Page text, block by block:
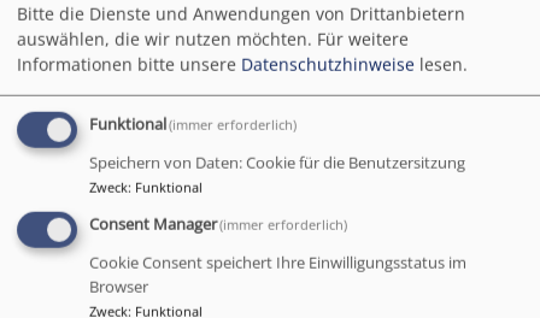
KONFIRMATION
Bitte die Dienste und Anwendungen von Drittanbietern
auswählen, die wir nutzen möchten. Für weitere
Informationen bitte unsere Datenschutzhinweise lesen.
Funktional(immer erforderlich)
Speichern von Daten: Cookie für die Benutzersitzung
Zweck: Funktional
Consent Manager(immer erforderlich)
Cookie Consent speichert Ihre Einwilligungsstatus im
Browser
Zweck: Funktional